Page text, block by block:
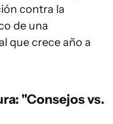
contra la
de una
que crece año a
"Consejos vs.